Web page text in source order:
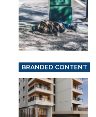
BRANDED CONTENT